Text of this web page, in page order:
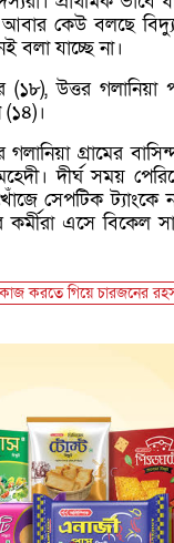
আবার কেউ বলছে
বলা যাচ্ছে না।
(১৮), উত্তর
(১৪)।
গ্রামের
দীর্ঘ সময়
সেপটিক ট্যাংকে
কর্মীরা এসে বিকেল
কাজ করতে গিয়ে চারজনের